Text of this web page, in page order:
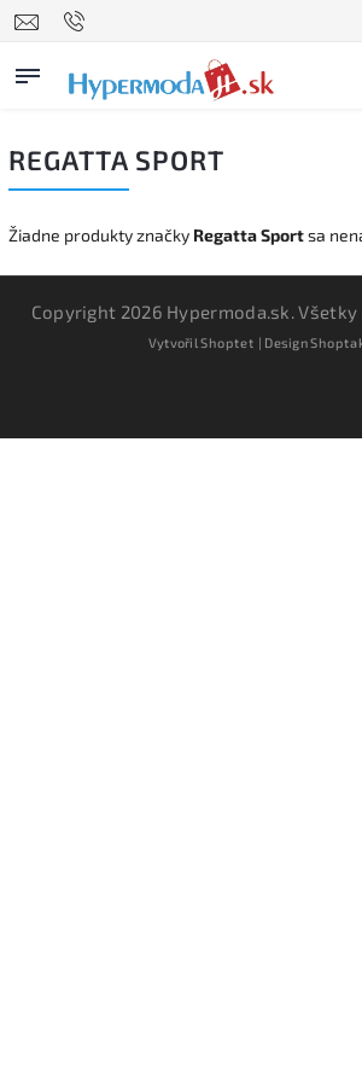
REGATTA SPORT
Žiadne produkty značky Regatta Sportsa
Copyright 2026 Hypermoda.sk.
VytvořilShoptet | Design